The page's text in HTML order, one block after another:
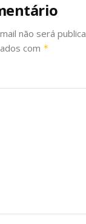
não será
com *